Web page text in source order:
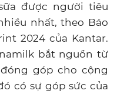
được người tiêu
nhất, theo Báo
2024 của Kantar.
bắt nguồn từ
góp cho cộng
có sự góp sức của